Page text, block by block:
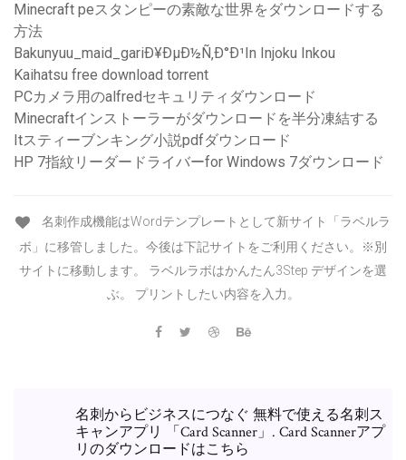
Minecraft peスタンピーの素敵な世界をダウンロードする
方法
Bakunyuu_maid_gariÐ¥ÐµÐ½Ñ‚Ð°Ð¹In Injoku Inkou
Kaihatsu free download torrent
PCカメラ用のalfredセキュリティダウンロード
Minecraftインストーラーがダウンロードを半分凍結する
Itスティーブンキング小説pdfダウンロード
HP 7指紋リーダードライバーfor Windows 7ダウンロード
名刺作成機能はWordテンプレートとして新サイト「ラベルラ
ボ」に移管しました。今後は下記サイトをご利用ください。※別
サイトに移動します。 ラベルラボはかんたん3Step デザインを選
ぶ。 プリントしたい内容を入力。
名刺からビジネスにつなぐ 無料で使える名刺ス
キャンアプリ 「Card Scanner」. Card Scannerアプ
リのダウンロードはこちら